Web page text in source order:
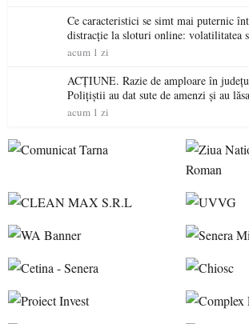
Ce caracteristici se simt mai puternic
distracție la sloturi online: volatilitatea
acum 1 zi
ACȚIUNE. Razie de amploare în
Polițiștii au dat sute de amenzi și au
permis într-o singură zi
acum 1 zi